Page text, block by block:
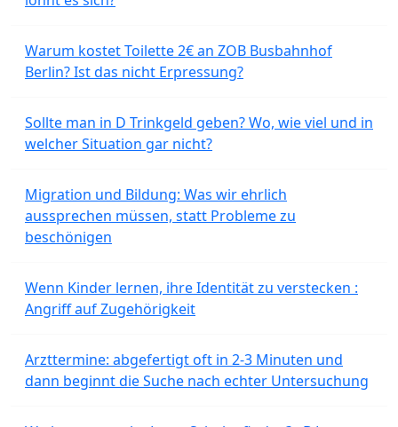
Warum kostet Toilette 2€ an ZOB Busbahnhof
Berlin? Ist das nicht Erpressung?
Sollte man in D Trinkgeld geben? Wo, wie viel und in
welcher Situation gar nicht?
Migration und Bildung: Was wir ehrlich
aussprechen müssen, statt Probleme zu
beschönigen
Wenn Kinder lernen, ihre Identität zu verstecken :
Angriff auf Zugehörigkeit
Arzttermine: abgefertigt oft in 2-3 Minuten und
dann beginnt die Suche nach echter Untersuchung